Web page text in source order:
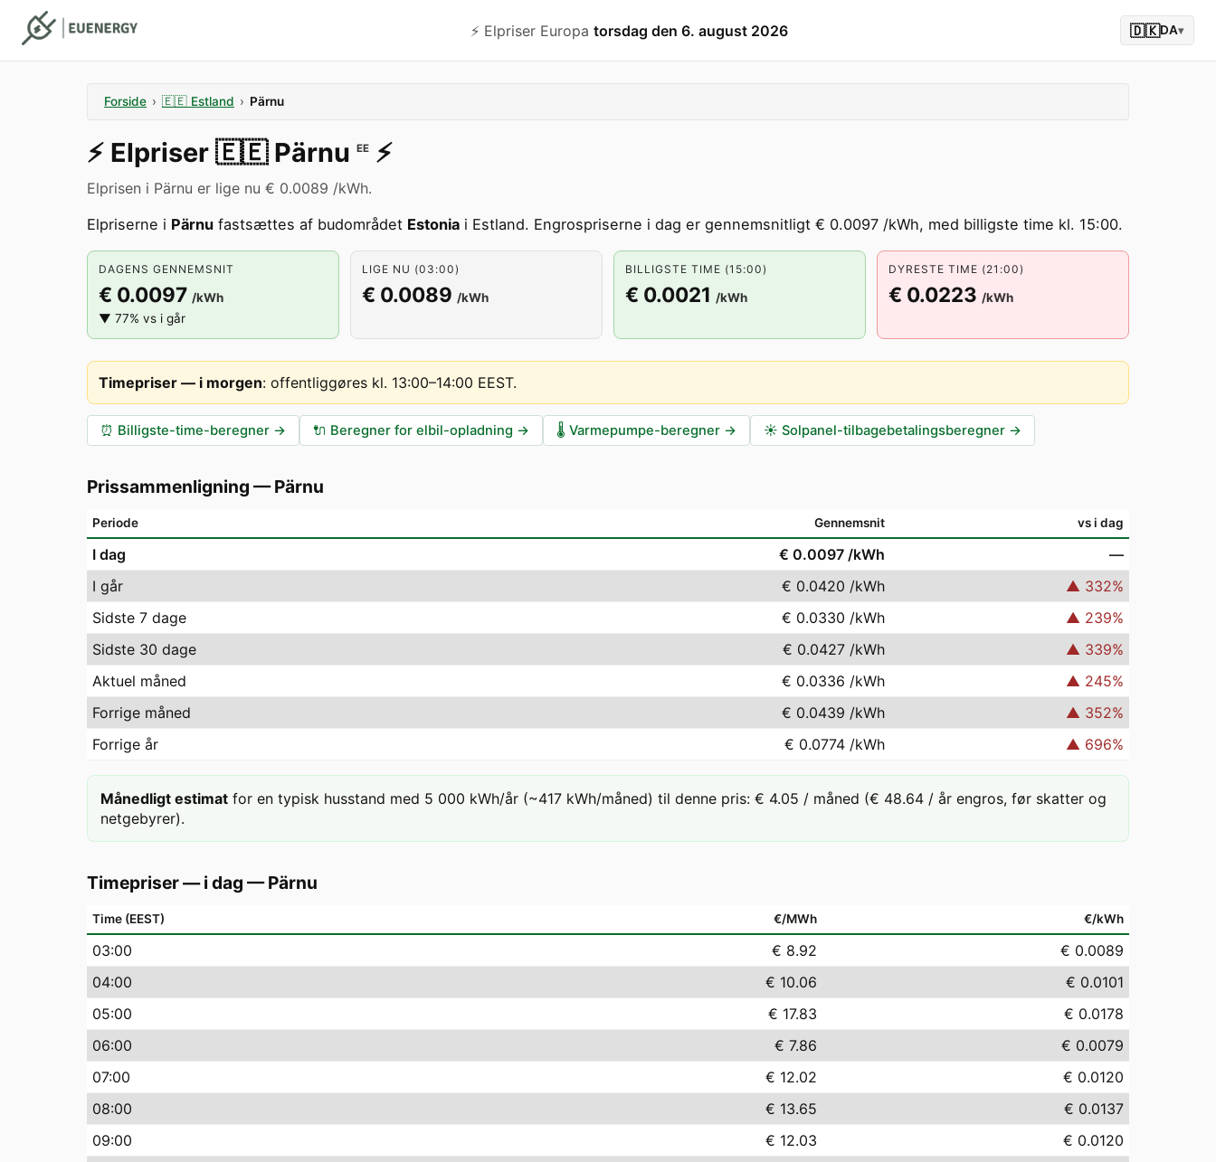
⚡️ Elpriser Europa torsdag den 6. august 2026 🇩🇰DA▾
Forside › 🇪🇪 Estland › Pärnu
⚡️ Elpriser 🇪🇪 Pärnu EE ⚡️
Elprisen i Pärnu er lige nu € 0.0089 /kWh.
Elpriserne i Pärnu fastsættes af budområdet Estonia i Estland. Engrospriserne i dag er gennemsnitligt € 0.0097 /kWh, med billigste time kl. 15:00.
DAGENS GENNEMSNIT
€ 0.0097 /kWh
▼ 77% vs i går
LIGE NU (03:00)
€ 0.0089 /kWh
BILLIGSTE TIME (15:00)
€ 0.0021 /kWh
DYRESTE TIME (21:00)
€ 0.0223 /kWh
Timepriser — i morgen: offentliggøres kl. 13:00–14:00 EEST.
⏰ Billigste-time-beregner → 🔌 Beregner for elbil-opladning → 🌡️ Varmepumpe-beregner → ☀️ Solpanel-tilbagebetalingsberegner →
Prissammenligning —Pärnu
Periode Gennemsnit vs i dag
I dag € 0.0097 /kWh
—
I går
€ 0.0420 /kWh ▲ 332%
Sidste 7 dage
€ 0.0330 /kWh ▲ 239%
Sidste 30 dage
€ 0.0427 /kWh ▲ 339%
Aktuel måned
€ 0.0336 /kWh ▲ 245%
Forrige måned
€ 0.0439 /kWh ▲ 352%
Forrige år
€ 0.0774 /kWh ▲ 696%
Månedligt estimat for en typisk husstand med 5 000 kWh/år (~417 kWh/måned) til denne pris: € 4.05 / måned (€ 48.64 / år engros, før skatter og
netgebyrer).
Timepriser — i dag —Pärnu
Time (EEST) €/MWh €/kWh
03:00 € 8.92
€ 0.0089
04:00 € 10.06
€ 0.0101
05:00 € 17.83
€ 0.0178
06:00 € 7.86
€ 0.0079
07:00 € 12.02
€ 0.0120
08:00 € 13.65
€ 0.0137
09:00 € 12.03
€ 0.0120